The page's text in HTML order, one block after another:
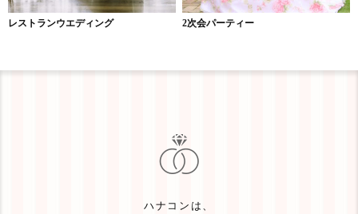
レストランウエディング 2次会パーティー
ハナコンは、